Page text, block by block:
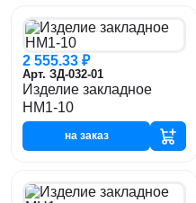
2 555.33 ₽
Арт. ЗД-032-01
Изделие закладное
НМ1-10
на заказ